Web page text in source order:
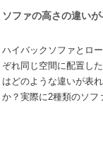
ソファの高さの違い
ハイバックソファとロ
ぞれ同じ空間に配置し
はどのような違いが表
か？実際に2種類のソフ